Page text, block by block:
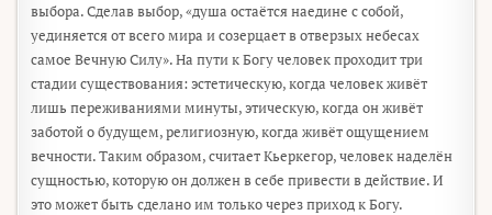
выбора. Сделав выбор, «душа остаётся наедине с собой,
уединяется от всего мира и созерцает в отверзых небесах
самое Вечную Силу». На пути к Богу человек проходит три
стадии существования: эстетическую, когда человек живёт
лишь переживаниями минуты, этическую, когда он живёт
заботой о будущем, религиозную, когда живёт ощущением
вечности. Таким образом, считает Кьеркегор, человек наделён
сущностью, которую он должен в себе привести в действие. И
это может быть сделано им только через приход к Богу.